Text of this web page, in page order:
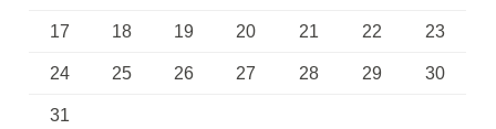
17 18 19 20 21 22 23
24 25 26 27 28 29 30
31